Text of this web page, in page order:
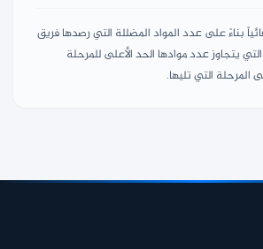
بناءً على عدد المواد المضللة التي رصدها فريق
يتجاوز عدد موادها الحد الأعلى للمرحلة
المرحلة التي تليها.